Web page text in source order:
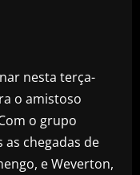
nesta terça-
o amistoso
o grupo
chegadas de
e Weverton,